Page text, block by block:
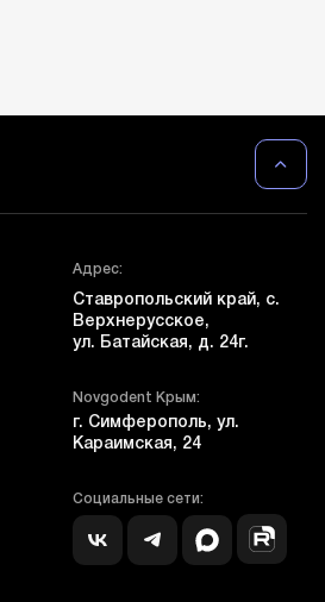
Адрес:
Ставропольский край, с.
Верхнерусское,
ул. Батайская, д. 24г.
Novgodent Крым:
г. Симферополь, ул.
Караимская, 24
Социальные сети: